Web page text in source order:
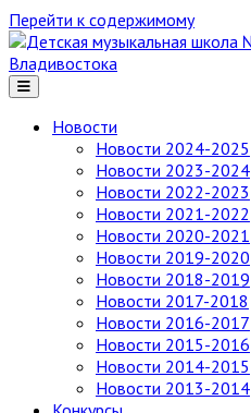
Перейти к содержимому
Детская
музыкальная
школа
города
Владивостока
Новости
Новости 2024-2025
Новости 2023-2024
Новости 2022-2023
Новости 2021-2022
Новости 2020-2021
Новости 2019-2020
Новости 2018-2019
Новости 2017-2018
Новости 2016-2017
Новости 2015-2016
Новости 2014-2015
Новости 2013-2014